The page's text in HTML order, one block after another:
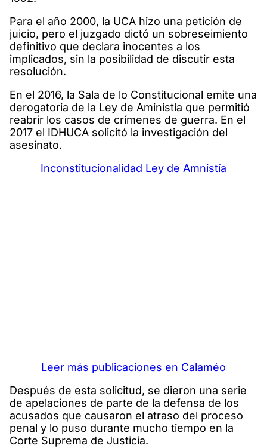
Para el año 2000, la UCA hizo una petición de
juicio, pero el juzgado dictó un sobreseimiento
definitivo que declara inocentes a los
implicados, sin la posibilidad de discutir esta
resolución.
En el 2016, la Sala de lo Constitucional emite una
derogatoria de la Ley de Aministía que permitió
reabrir los casos de crímenes de guerra. En el
2017 el IDHUCA solicitó la investigación del
asesinato.
Inconstitucionalidad Ley de Amnistía
Leer más publicaciones en Calaméo
Después de esta solicitud, se dieron una serie
de apelaciones de parte de la defensa de los
acusados que causaron el atraso del proceso
penal y lo puso durante mucho tiempo en la
Corte Suprema de Justicia.